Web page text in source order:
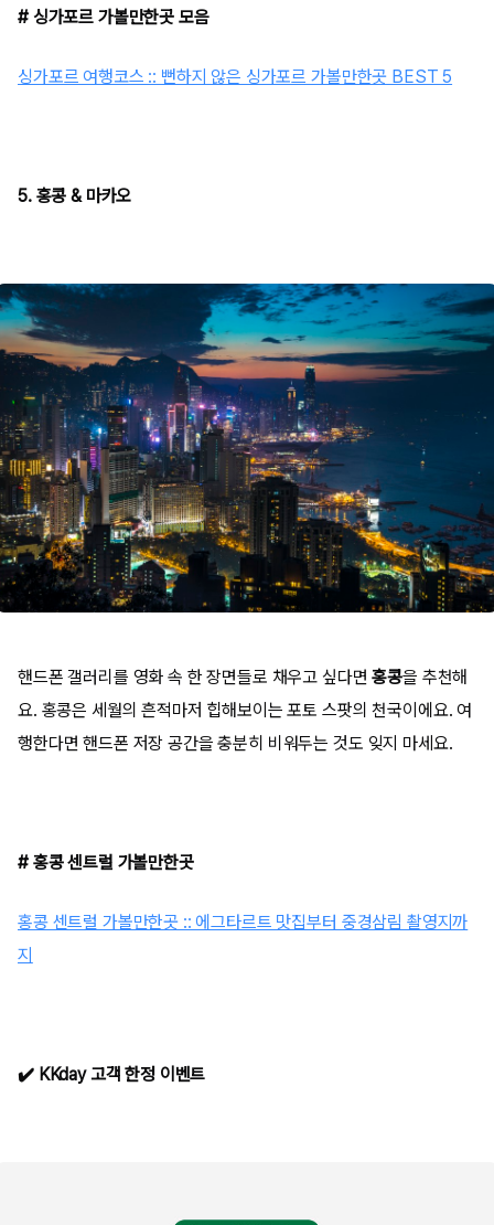
# 싱가포르 가볼만한곳 모음
싱가포르 여행코스 :: 뻔하지 않은 싱가포르 가볼만한곳 BEST 5
5. 홍콩 & 마카오
핸드폰 갤러리를 영화 속 한 장면들로 채우고 싶다면홍콩을 추천해
요. 홍콩은 세월의 흔적마저 힙해보이는 포토 스팟의 천국이에요. 여
행한다면 핸드폰 저장 공간을 충분히 비워두는 것도 잊지 마세요.
# 홍콩 센트럴 가볼만한곳
홍콩 센트럴 가볼만한곳 :: 에그타르트 맛집부터 중경삼림 촬영지까
지
✔️ KKday 고객 한정 이벤트